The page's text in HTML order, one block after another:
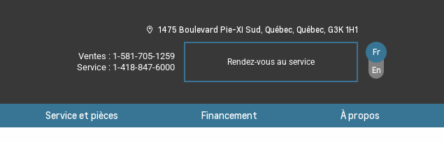
1475 Boulevard Pie-XI Sud, Québec, Québec, G3K 1H1
Ventes : 1-581-705-1259
Service : 1-418-847-6000 Rendez-vous au service
Fr
En
Service et pièces Financement À propos